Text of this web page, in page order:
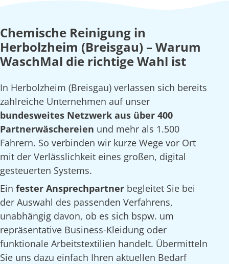
Chemische Reinigung in
Herbolzheim (Breisgau) – Warum
WaschMal die richtige Wahl ist
In Herbolzheim (Breisgau) verlassen sich bereits
zahlreiche Unternehmen auf unser
bundesweites Netzwerk aus über 400
Partnerwäschereien und mehr als 1.500
Fahrern. So verbinden wir kurze Wege vor Ort
mit der Verlässlichkeit eines großen, digital
gesteuerten Systems.
Ein fester Ansprechpartner begleitet Sie bei
der Auswahl des passenden Verfahrens,
unabhängig davon, ob es sich bspw. um
repräsentative Business-Kleidung oder
funktionale Arbeitstextilien handelt. Übermitteln
Sie uns dazu einfach Ihren aktuellen Bedarf